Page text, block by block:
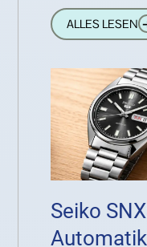
ALLES LESEN
Seiko